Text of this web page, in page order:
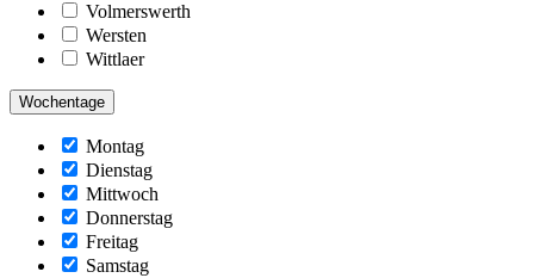
Volmerswerth
Wersten
Wittlaer
Wochentage
Montag
Dienstag
Mittwoch
Donnerstag
Freitag
Samstag